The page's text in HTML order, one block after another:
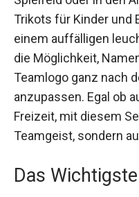
Trikots für Kinder und
einem auffälligen
dir die Möglichkeit,
dein Teamlogo ganz
anzupassen. Egal ob
Freizeit, mit diesem
Teamgeist, sondern
Das Wichtigste